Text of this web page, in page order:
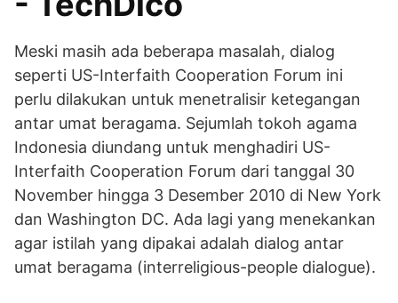
Meski masih ada beberapa masalah, dialog
seperti US-Interfaith Cooperation Forum ini
perlu dilakukan untuk menetralisir ketegangan
antar umat beragama. Sejumlah tokoh agama
Indonesia diundang untuk menghadiri US-
Interfaith Cooperation Forum dari tanggal 30
November hingga 3 Desember 2010 di New York
dan Washington DC. Ada lagi yang menekankan
agar istilah yang dipakai adalah dialog antar
umat beragama (interreligious-people dialogue).